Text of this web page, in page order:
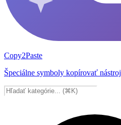
Copy2Paste
Špeciálne symboly kopírovať nástroj